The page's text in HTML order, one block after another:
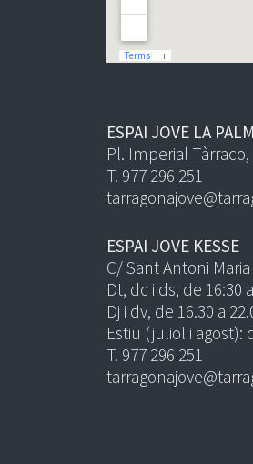
ESPAI JOVE LA
Pl. Imperial Tàrraco,
T. 977 296 251
ESPAI JOVE KESSE
C/ Sant Antoni
Dt, dc i ds, de 16:30
Dj i dv, de 16.30 a
Estiu (juliol i agost):
T. 977 296 251